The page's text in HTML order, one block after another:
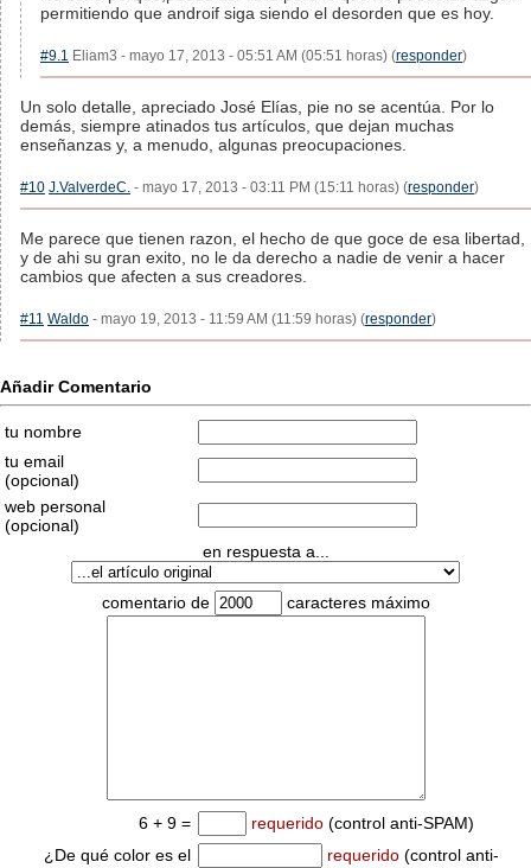
permitiendo que androif siga siendo el desorden que es hoy.
#9.1 Eliam3 - mayo 17, 2013 - 05:51 AM (05:51 horas) (responder)
Un solo detalle, apreciado José Elías, pie no se acentúa. Por lo
demás, siempre atinados tus artículos, que dejan muchas
enseñanzas y, a menudo, algunas preocupaciones.
#10 J.ValverdeC. - mayo 17, 2013 - 03:11 PM (15:11 horas) (responder)
Me parece que tienen razon, el hecho de que goce de esa libertad,
y de ahi su gran exito, no le da derecho a nadie de venir a hacer
cambios que afecten a sus creadores.
#11 Waldo - mayo 19, 2013 - 11:59 AM (11:59 horas) (responder)
Añadir Comentario
tu nombre
tu email
(opcional)
web personal
(opcional)
en respuesta a...
comentario de caracteres máximo
6 + 9 = requerido (control anti-SPAM)
¿De qué color es el
requerido (control anti-